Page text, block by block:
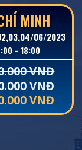
MINH
06/2023
- 18:00
VNĐ
VNĐ
VNĐ